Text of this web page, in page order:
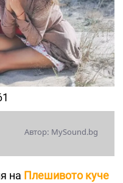
Автор: MySound.bg
на Плешивото куче